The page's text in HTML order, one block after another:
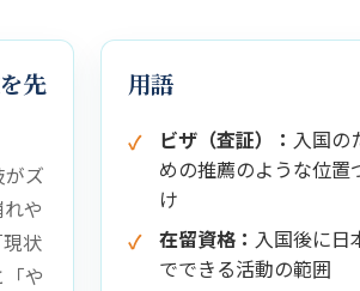
先
ズ
や
状
「や
用語
ビザ（査証）： 入国の
めの推薦のような位置
け
在留資格： 入国後に日
でできる活動の範囲